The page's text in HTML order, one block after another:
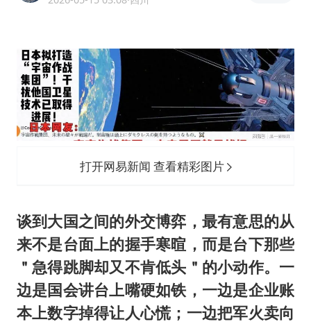
宇树科技王兴兴身家有望超200亿元
陈熠叫医疗暂停被驳回 带伤遭逆转
外交部发言人就广岛核爆81周年等答记者问
贵州轮胎子公司获美国退税8136万
吉林一“温度计大楼”读数爆表
感觉全东北都在等7号
80后女柜员逆袭成4200亿银行副行长
奋进开新局 实干挑大梁
打开网易新闻 查看精彩图片
谈到大国之间的外交博弈，最有意思的从
来不是台面上的握手寒暄，而是台下那些
＂急得跳脚却又不肯低头＂的小动作。一
边是国会讲台上嘴硬如铁，一边是企业账
本上数字掉得让人心慌；一边把军火卖向